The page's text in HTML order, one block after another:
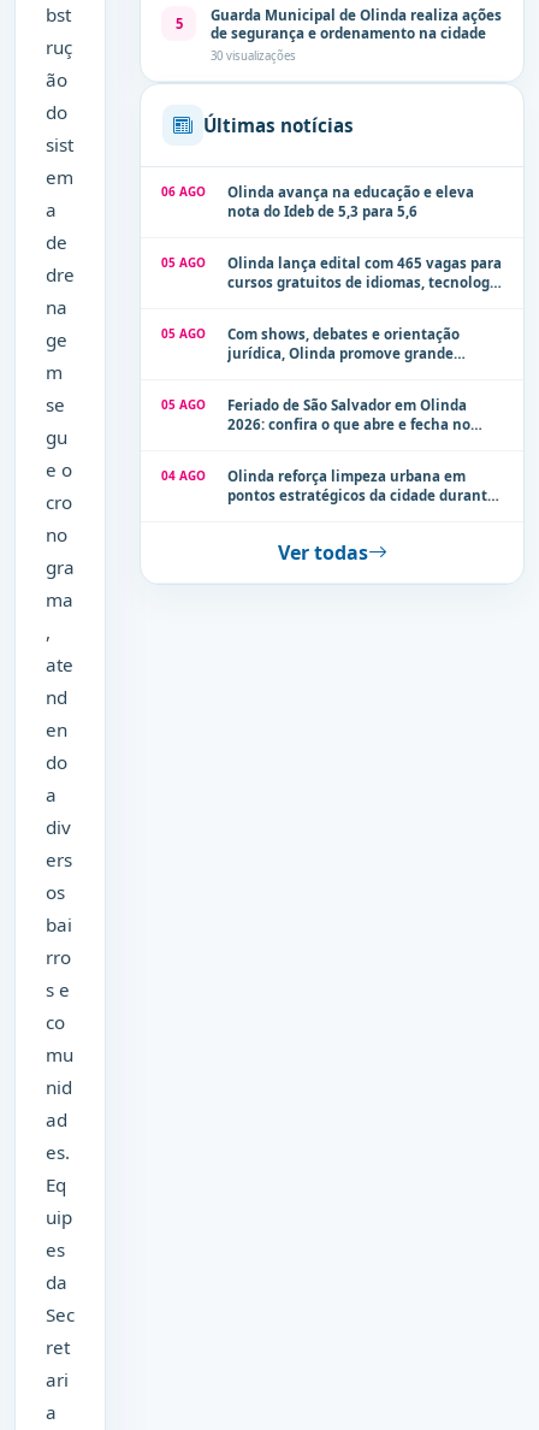
bst
ruç
ão
do
sist
em
a
de
dre
na
ge
m
se
gu
e o
cro
no
gra
ma
,
ate
nd
en
do
a
div
ers
os
bai
rro
s e
co
mu
nid
ad
es.
Eq
uip
es
da
Sec
ret
ari
a
5
Guarda Municipal de Olinda realiza ações
de segurança e ordenamento na cidade
30 visualizações
Últimas notícias
06 AGO
Olinda avança na educação e eleva
nota do Ideb de 5,3 para 5,6
05 AGO
Olinda lança edital com 465 vagas para
cursos gratuitos de idiomas, tecnologia
05 AGO
Com shows, debates e orientação
jurídica, Olinda promove grande
05 AGO
Feriado de São Salvador em Olinda
2026: confira o que abre e fecha no
04 AGO
Olinda reforça limpeza urbana em
pontos estratégicos da cidade durante
Ver todas